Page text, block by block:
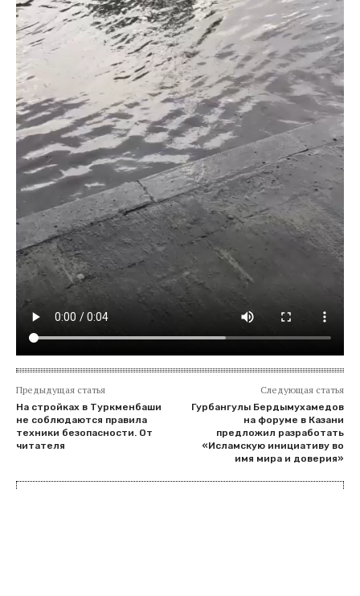
Предыдущая статья
На стройках в Туркменбаши
не соблюдаются правила
техники безопасности. От
читателя
Следующая статья
Гурбангулы Бердымухамедов
на форуме в Казани
предложил разработать
«Исламскую инициативу во
имя мира и доверия»